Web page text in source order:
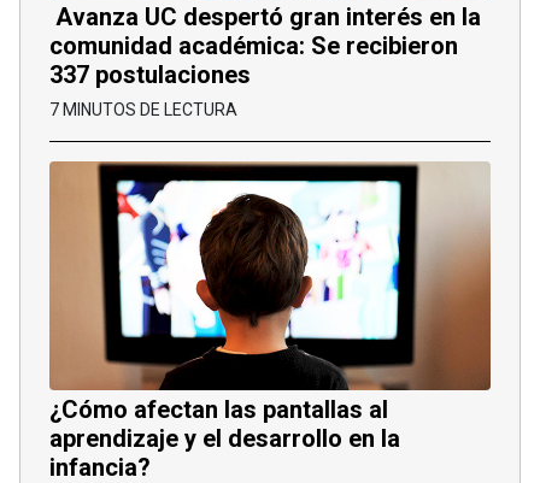
Avanza UC despertó gran interés en la
comunidad académica: Se recibieron
337 postulaciones
7 MINUTOS DE LECTURA
¿Cómo afectan las pantallas al
aprendizaje y el desarrollo en la
infancia?